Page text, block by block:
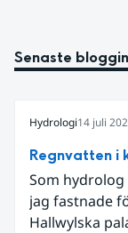
Senaste
Hydrologi14 juli
Regnvatten i
Som
jag fastnade
Hallwylska